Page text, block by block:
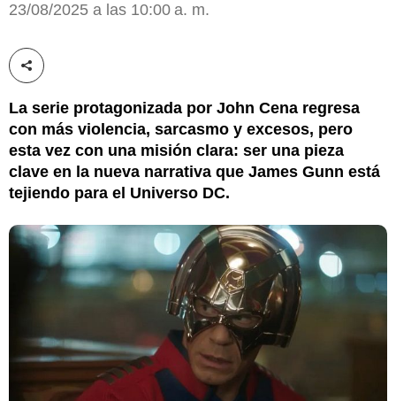
23/08/2025 a las 10:00 a. m.
Compartir esta noticia
La serie protagonizada por John Cena regresa
con más violencia, sarcasmo y excesos, pero
esta vez con una misión clara: ser una pieza
clave en la nueva narrativa que James Gunn está
tejiendo para el Universo DC.
HBO Max